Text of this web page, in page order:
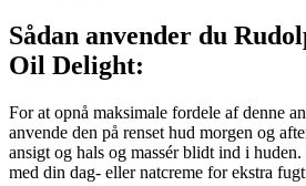
Sådan anvender du
Oil Delight:
For at opnå maksimale fordele af denne
anvende den på renset hud morgen og
ansigt og hals og massér blidt ind i
med din dag- eller natcreme for ekstra